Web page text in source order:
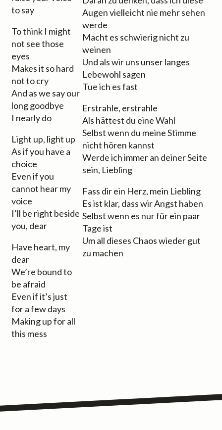
to say
To think I might
not see those
eyes
Makes it so hard
not to cry
And as we say our
long goodbye
I nearly do
Light up, light up
As if you have a
choice
Even if you
cannot hear my
voice
I’ll be right beside
you, dear
Have heart, my
dear
We’re bound to
be afraid
Even if it’s just
for a few days
Making up for all
this mess
Augen vielleicht nie mehr sehen
werde
Macht es schwierig nicht zu
weinen
Und als wir uns unser langes
Lebewohl sagen
Tue ich es fast
Erstrahle, erstrahle
Als hättest du eine Wahl
Selbst wenn du meine Stimme
nicht hören kannst
Werde ich immer an deiner Seite
sein, Liebling
Fass dir ein Herz, mein Liebling
Es ist klar, dass wir Angst haben
Selbst wenn es nur für ein paar
Tage ist
Um all dieses Chaos wieder gut
zu machen